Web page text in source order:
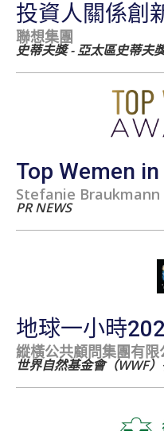
投資人關係創
聯想集團
史蒂夫獎 - 亞太區史蒂夫
Top Wemen
Stefanie Braukmann
PR NEWS
地球一小時
縱橫公共顧問集團有限
世界自然基金會（WWF